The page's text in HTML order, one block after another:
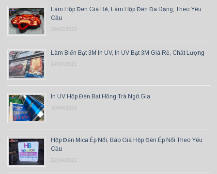
Làm Hộp Đèn Giá Rẻ, Làm Hộp Đèn Đa Dạng, Theo Yêu
Cầu
09/05/2023
Làm Biển Bạt 3M In UV, In UV Bạt 3M Giá Rẻ, Chất Lượng
14/07/2021
In UV Hộp Đèn Bạt Hồng Trà Ngô Gia
30/06/2023
Hộp Đèn Mica Ép Nổi, Báo Giá Hộp Đèn Ép Nổi Theo Yêu
Cầu
12/04/2022